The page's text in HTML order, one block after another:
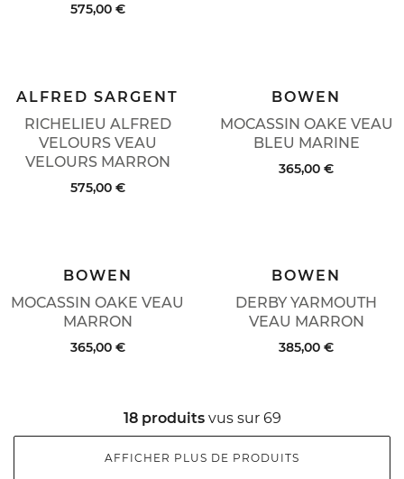
575,00 €
RICHELIEU ALFRED
VELOURS VEAU
VELOURS MARRON
ALFRED SARGENT
575,00 €
MOCASSIN OAKE VEAU
BLEU MARINE
BOWEN
365,00 €
MOCASSIN OAKE VEAU
MARRON
BOWEN
365,00 €
DERBY YARMOUTH
VEAU MARRON
BOWEN
385,00 €
18 produitsvus sur 69
AFFICHER PLUS DE PRODUITS